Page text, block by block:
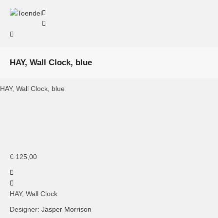
HAY, Wall Clock, blue
HAY, Wall Clock, blue
€ 125,00
HAY, Wall Clock
Designer: Jasper Morrison